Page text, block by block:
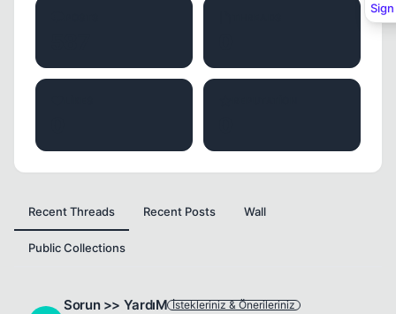
Recent Threads Recent Posts Wall
Public Collections
Sorun >> YardıM İstekleriniz & Önerileriniz